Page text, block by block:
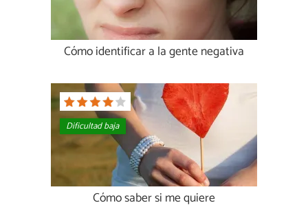
Cómo identificar a la gente negativa
Dificultad baja
Cómo saber si me quiere